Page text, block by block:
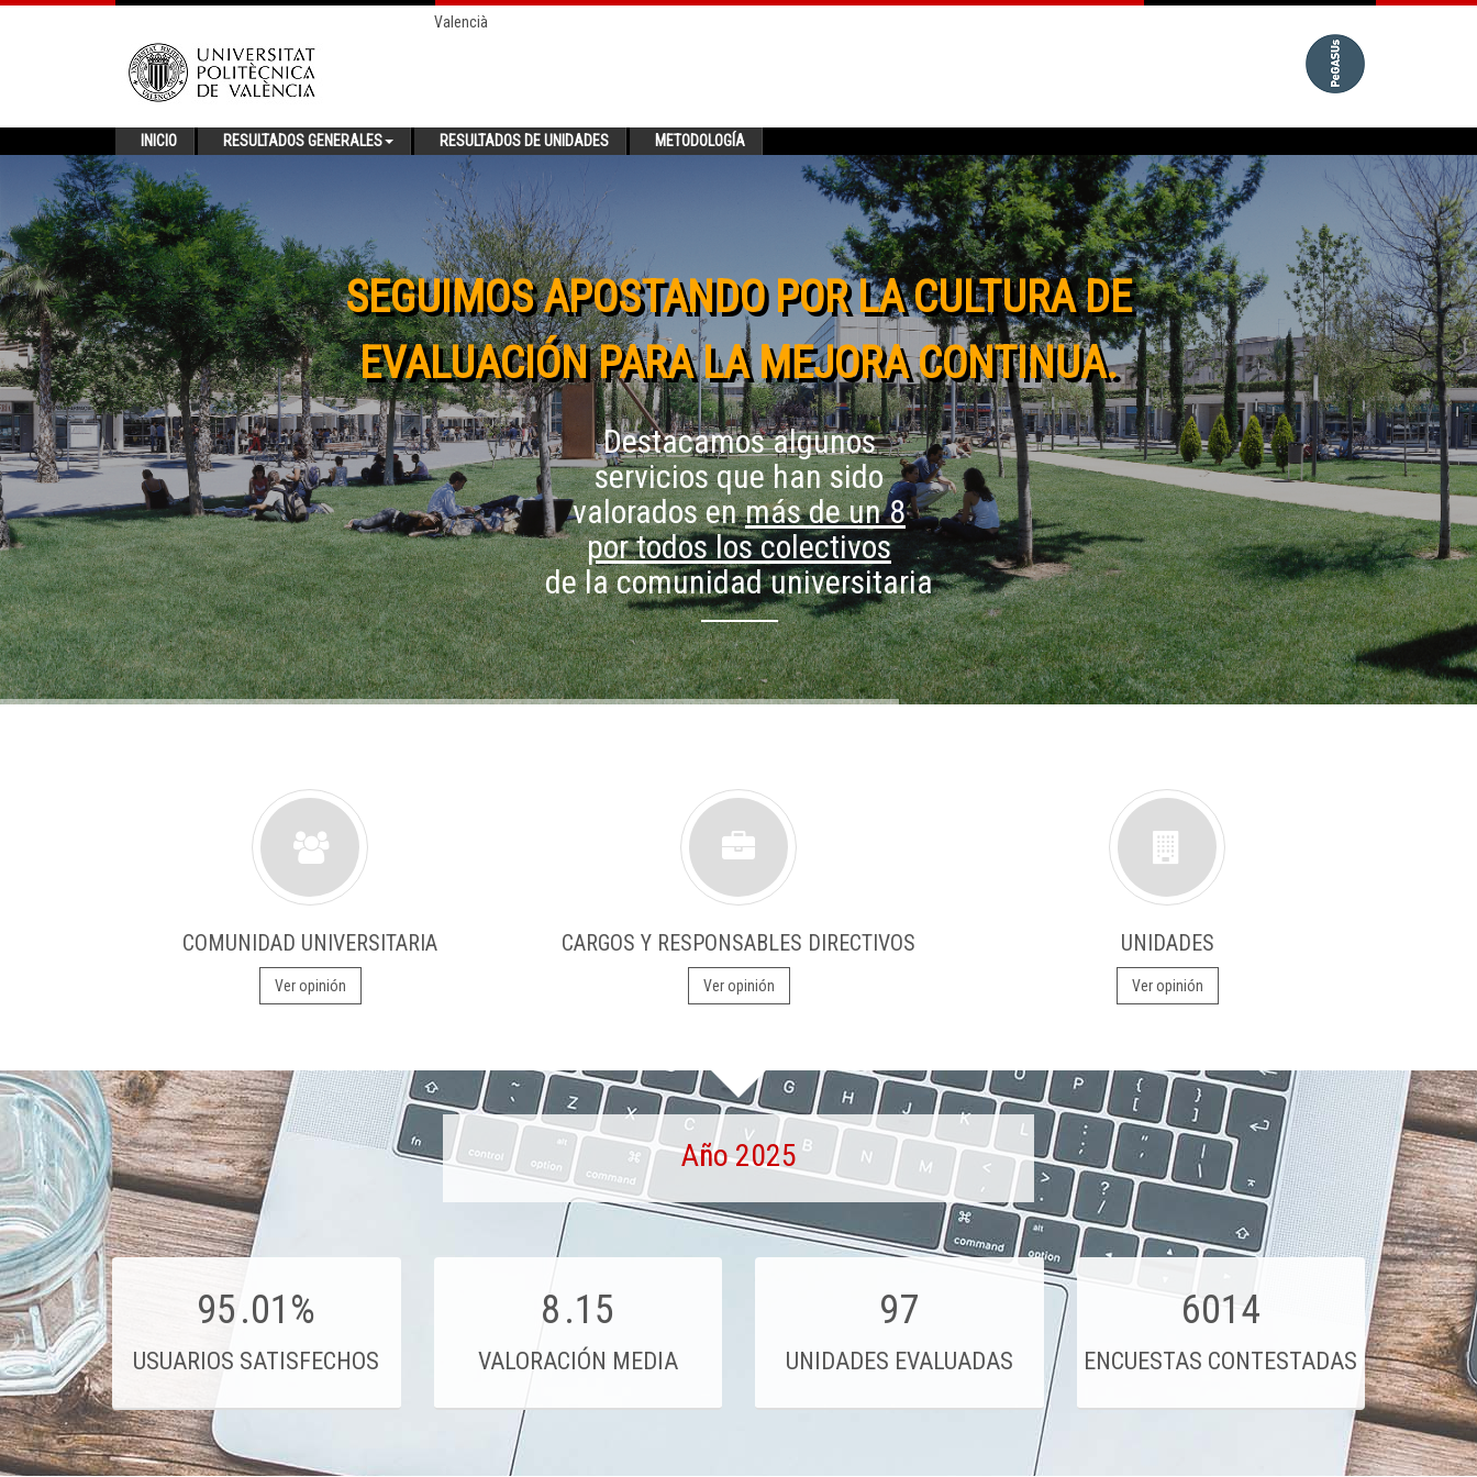
Valencià
INICIO RESULTADOS GENERALES RESULTADOS DE UNIDADES METODOLOGÍA
SEGUIMOS APOSTANDO POR LA CULTURA DE
EVALUACIÓN PARA LA MEJORA CONTINUA.
Destacamos algunos
servicios que han sido
valorados enmás de un 8
por todos los colectivos
de la comunidad universitaria
COMUNIDAD UNIVERSITARIA
Ver opinión
CARGOS Y RESPONSABLES DIRECTIVOS
Ver opinión
UNIDADES
Ver opinión
Año 2025
95.01%
USUARIOS SATISFECHOS
8.15
VALORACIÓN MEDIA
97
UNIDADES EVALUADAS
6014
ENCUESTAS CONTESTADAS